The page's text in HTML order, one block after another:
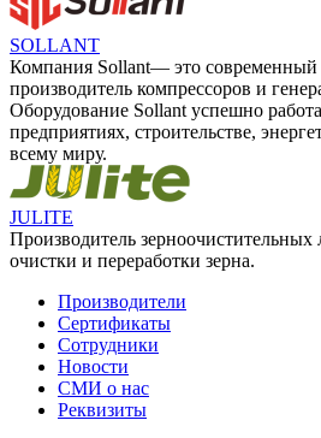
SOLLANT
Компания Sollant— это современный
производитель компрессоров и
Оборудование Sollant успешно
предприятиях, строительстве,
всему миру.
JULITE
Производитель
очистки и переработки зерна.
Производители
Сертификаты
Сотрудники
Новости
СМИ о нас
Реквизиты